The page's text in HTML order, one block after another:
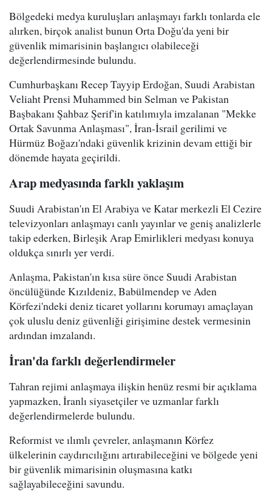
Bölgedeki medya kuruluşları anlaşmayı farklı tonlarda ele
alırken, birçok analist bunun Orta Doğu'da yeni bir
güvenlik mimarisinin başlangıcı olabileceği
değerlendirmesinde bulundu.
Cumhurbaşkanı Recep Tayyip Erdoğan, Suudi Arabistan
Veliaht Prensi Muhammed bin Selman ve Pakistan
Başbakanı Şahbaz Şerif'in katılımıyla imzalanan "Mekke
Ortak Savunma Anlaşması", İran-İsrail gerilimi ve
Hürmüz Boğazı'ndaki güvenlik krizinin devam ettiği bir
dönemde hayata geçirildi.
Arap medyasında farklı yaklaşım
Suudi Arabistan'ın El Arabiya ve Katar merkezli El Cezire
televizyonları anlaşmayı canlı yayınlar ve geniş analizlerle
takip ederken, Birleşik Arap Emirlikleri medyası konuya
oldukça sınırlı yer verdi.
Anlaşma, Pakistan'ın kısa süre önce Suudi Arabistan
öncülüğünde Kızıldeniz, Babülmendep ve Aden
Körfezi'ndeki deniz ticaret yollarını korumayı amaçlayan
çok uluslu deniz güvenliği girişimine destek vermesinin
ardından imzalandı.
İran'da farklı değerlendirmeler
Tahran rejimi anlaşmaya ilişkin henüz resmi bir açıklama
yapmazken, İranlı siyasetçiler ve uzmanlar farklı
değerlendirmelerde bulundu.
Reformist ve ılımlı çevreler, anlaşmanın Körfez
ülkelerinin caydırıcılığını artırabileceğini ve bölgede yeni
bir güvenlik mimarisinin oluşmasına katkı
sağlayabileceğini savundu.